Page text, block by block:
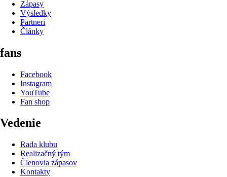
Zápasy
Výsledky
Partneri
Články
fans
Facebook
Instagram
YouTube
Fan shop
Vedenie
Rada klubu
Realizačný tým
Členovia zápasov
Kontakty